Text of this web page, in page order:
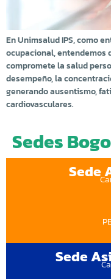
En Unimsalud IPS, como
ocupacional, entendemos
compromete la salud
desempeño, la
generando ausentismo,
cardiovasculares.
Sedes
Sede
Sede